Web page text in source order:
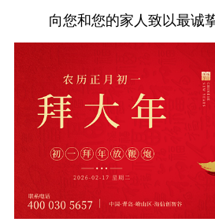
向您和您的家人致以最诚